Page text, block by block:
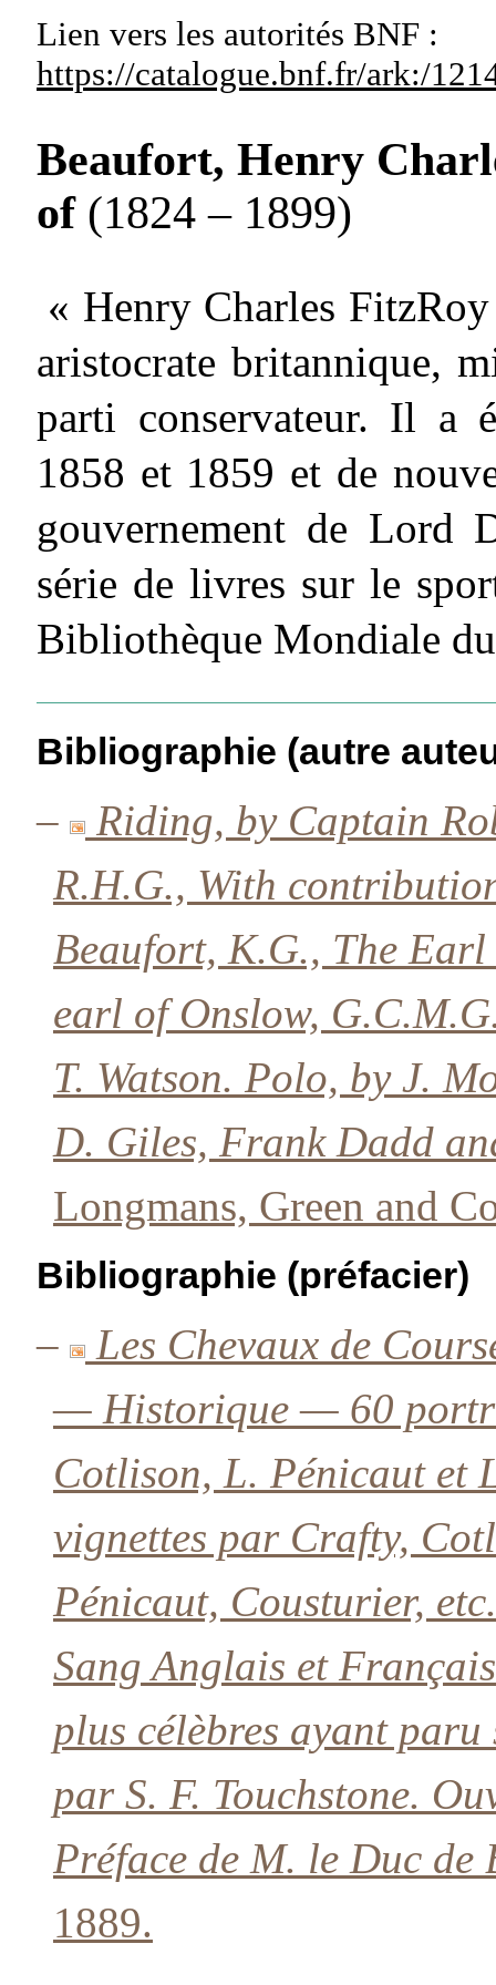
Lien vers les autorités BNF :
https://catalogue.bnf.fr/ark:/
Beaufort, Henry
of (1824 – 1899)
« Henry Charles
aristocrate britannique,
parti conservateur. Il a
1858 et 1859 et de
gouvernement de Lord
série de livres sur le
Bibliothèque Mondiale
Bibliographie (autre
–
Riding, by Captain
R.H.G., With
Beaufort, K.G., The
earl of Onslow,
T. Watson. Polo, by J.
D. Giles, Frank Dadd
Longmans, Green and
Bibliographie (préfacier)
–
Les Chevaux de
— Historique — 60
Cotlison, L. Pénicaut et
vignettes par Crafty,
Pénicaut, Cousturier,
Sang Anglais et
plus célèbres ayant
par S. F. Touchstone.
Préface de M. le Duc
1889.